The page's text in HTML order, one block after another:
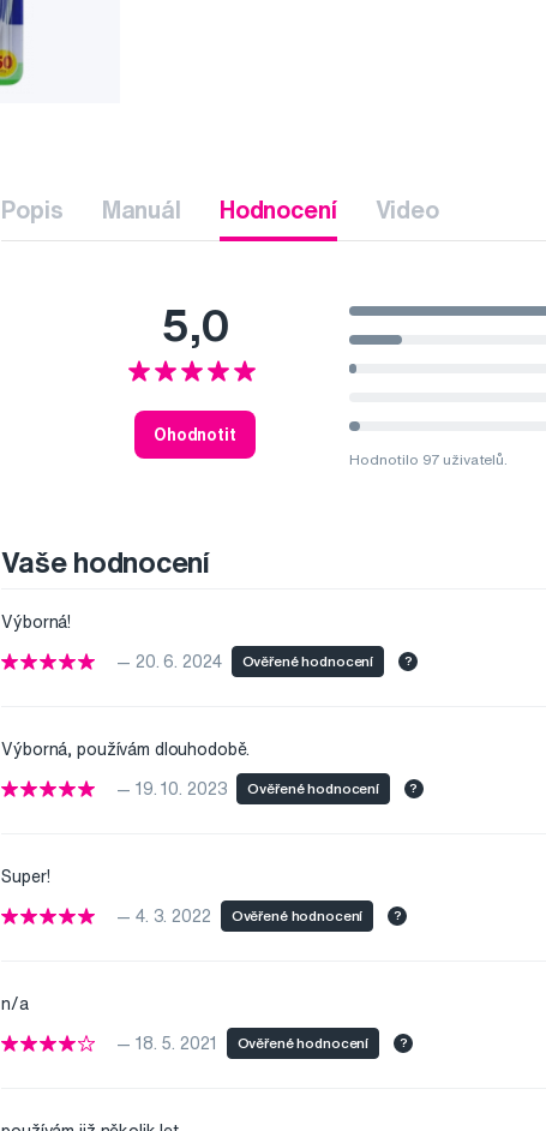
Popis Manuál Hodnocení Video
5,0
Ohodnotit
Hodnotilo 97 uživatelů.
Vaše hodnocení
Výborná!
— 20. 6. 2024 Ověřené hodnocení ?
Výborná, používám dlouhodobě.
— 19. 10. 2023 Ověřené hodnocení ?
Super!
— 4. 3. 2022 Ověřené hodnocení ?
n/a
— 18. 5. 2021 Ověřené hodnocení ?